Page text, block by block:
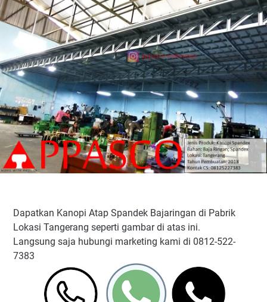
Dapatkan Kanopi Atap Spandek Bajaringan di Pabrik
Lokasi Tangerang seperti gambar di atas ini.
Langsung saja hubungi marketing kami di 0812-522-
7383